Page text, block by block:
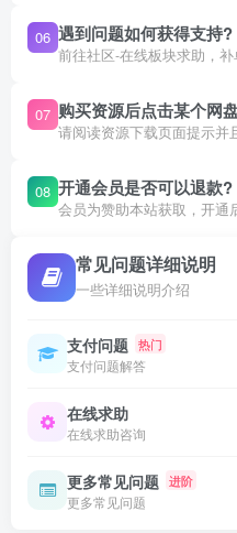
06 遇到问题如何获得支持?
前往社区-在线板块求助，补
07 购买资源后点击某个网
请阅读资源下载页面提示并
08 开通会员是否可以退款?
会员为赞助本站获取，开通
常见问题详细说明
一些详细说明介绍
支付问题 热门
支付问题解答
在线求助
在线求助咨询
更多常见问题 进阶
更多常见问题